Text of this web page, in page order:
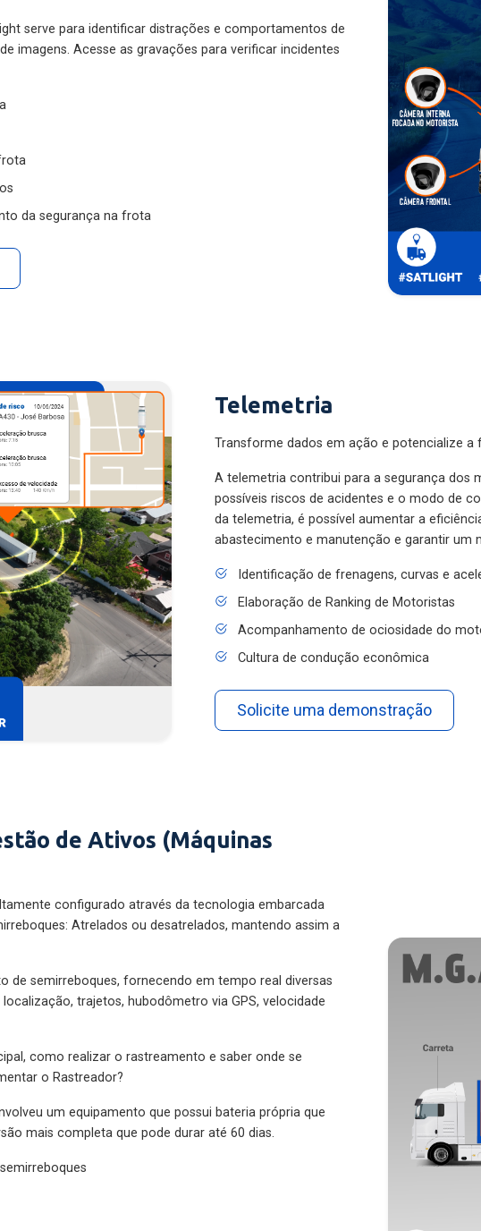
serve para identificar distrações e comportamentos de
imagens. Acesse as gravações para verificar incidentes
da segurança na frota
Telemetria
Transforme dados em ação e potencialize a
A telemetria contribui para a segurança dos
possíveis riscos de acidentes e o modo de
da telemetria, é possível aumentar a
abastecimento e manutenção e garantir um
Identificação de frenagens, curvas e
Elaboração de Ranking de Motoristas
Acompanhamento de ociosidade do
Cultura de condução econômica
Solicite uma demonstração
de Ativos (Máquinas
configurado através da tecnologia embarcada
Atrelados ou desatrelados, mantendo assim a
de semirreboques, fornecendo em tempo real diversas
trajetos, hubodômetro via GPS, velocidade
como realizar o rastreamento e saber onde se
o Rastreador?
um equipamento que possui bateria própria que
mais completa que pode durar até 60 dias.